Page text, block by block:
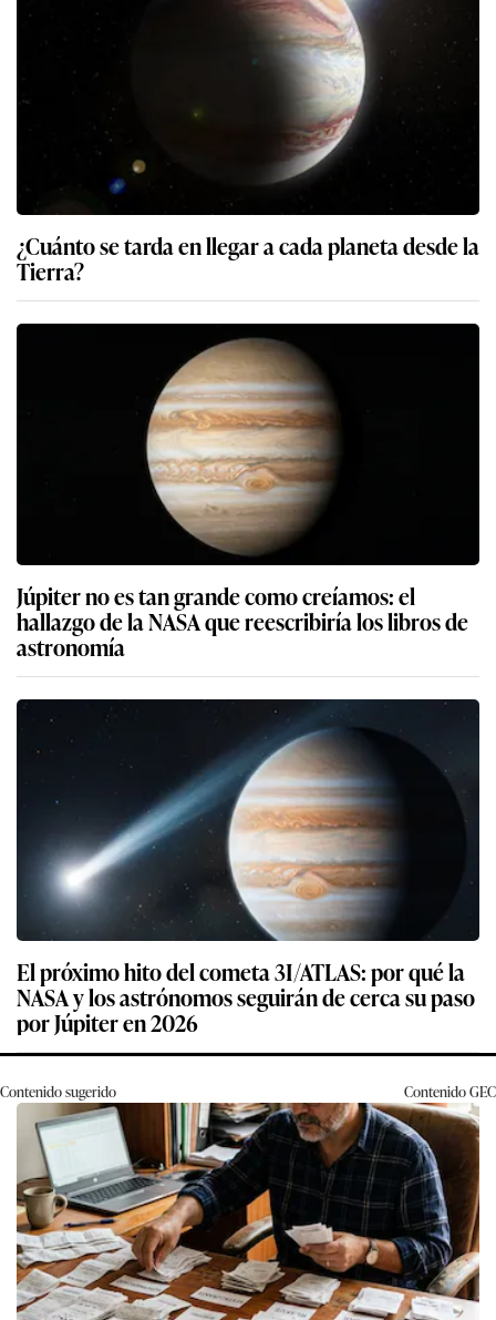
¿Cuánto se tarda en llegar a cada planeta desde la
Tierra?
Júpiter no es tan grande como creíamos: el
hallazgo de la NASA que reescribiría los libros de
astronomía
El próximo hito del cometa 3I/ATLAS: por qué la
NASA y los astrónomos seguirán de cerca su paso
por Júpiter en 2026
Contenido sugerido ContenidoGEC